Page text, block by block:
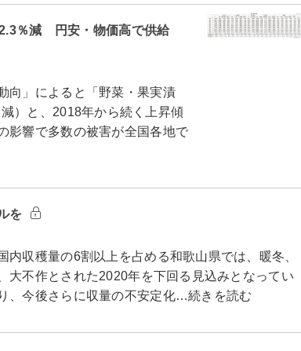
％減 円安・物価高で供給
向」によると「野菜・果実漬
）と、2018年から続く上昇傾
影響で多数の被害が全国各地で
を
収穫量の6割以上を占める和歌山県では、暖冬、
大不作とされた2020年を下回る見込みとなってい
、今後さらに収量の不安定化…続きを読む